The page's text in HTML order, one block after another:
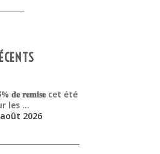
𝐝𝐞 𝐫𝐞𝐦𝐢𝐬𝐞 cet été
les …
2026